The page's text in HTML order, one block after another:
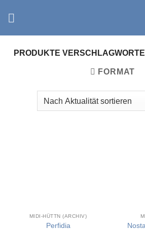
PRODUKTE
FORMAT
MIDI-HÜTTN (ARCHIV)
Perfidia